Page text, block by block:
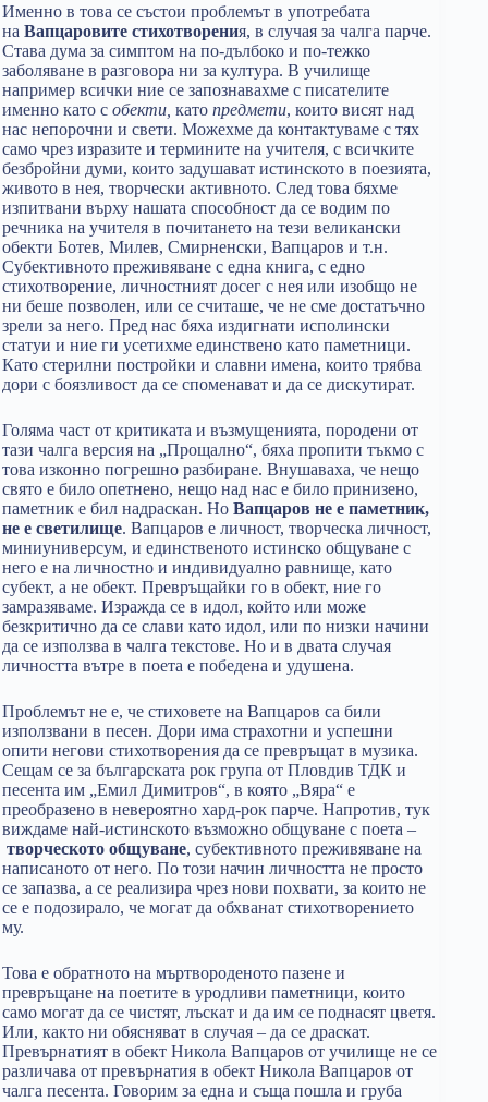
Именно в това се състои проблемът в употребата
на Вапцаровите стихотворения, в случая за чалга парче.
Става дума за симптом на по-дълбоко и по-тежко
заболяване в разговора ни за култура. В училище
например всички ние се запознавахме с писателите
именно като с обекти, като предмети, които висят над
нас непорочни и свети. Можехме да контактуваме с тях
само чрез изразите и термините на учителя, с всичките
безбройни думи, които задушават истинското в поезията,
живото в нея, творчески активното. След това бяхме
изпитвани върху нашата способност да се водим по
речника на учителя в почитането на тези великански
обекти Ботев, Милев, Смирненски, Вапцаров и т.н.
Субективното преживяване с една книга, с едно
стихотворение, личностният досег с нея или изобщо не
ни беше позволен, или се считаше, че не сме достатъчно
зрели за него. Пред нас бяха издигнати исполински
статуи и ние ги усетихме единствено като паметници.
Като стерилни постройки и славни имена, които трябва
дори с боязливост да се споменават и да се дискутират.
Голяма част от критиката и възмущенията, породени от
тази чалга версия на „Прощално“, бяха пропити тъкмо с
това изконно погрешно разбиране. Внушаваха, че нещо
свято е било опетнено, нещо над нас е било принизено,
паметник е бил надраскан. Но Вапцаров не е паметник,
не е светилище. Вапцаров е личност, творческа личност,
миниуниверсум, и единственото истинско общуване с
него е на личностно и индивидуално равнище, като
субект, а не обект. Превръщайки го в обект, ние го
замразяваме. Изражда се в идол, който или може
безкритично да се слави като идол, или по низки начини
да се използва в чалга текстове. Но и в двата случая
личността вътре в поета е победена и удушена.
Проблемът не е, че стиховете на Вапцаров са били
използвани в песен. Дори има страхотни и успешни
опити негови стихотворения да се превръщат в музика.
Сещам се за българската рок група от Пловдив ТДК и
песента им „Емил Димитров“, в която „Вяра“ е
преобразено в невероятно хард-рок парче. Напротив, тук
виждаме най-истинското възможно общуване с поета –
творческото общуване, субективното преживяване на
написаното от него. По този начин личността не просто
се запазва, а се реализира чрез нови похвати, за които не
се е подозирало, че могат да обхванат стихотворението
му.
Това е обратното на мъртвороденото пазене и
превръщане на поетите в уродливи паметници, които
само могат да се чистят, лъскат и да им се поднасят цветя.
Или, както ни обясняват в случая – да се драскат.
Превърнатият в обект Никола Вапцаров от училище не се
различава от превърнатия в обект Никола Вапцаров от
чалга песента. Говорим за една и съща пошла и груба